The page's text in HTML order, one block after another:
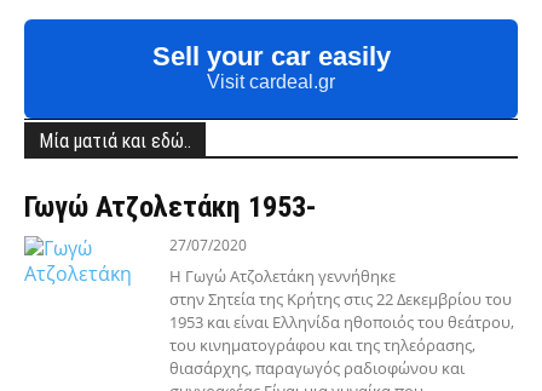
Sell your car easily
Visit cardeal.gr
Μία ματιά και εδώ..
Γωγώ Ατζολετάκη 1953-
27/07/2020
Η Γωγώ Ατζολετάκη γεννήθηκε
στην Σητεία της Κρήτης στις 22 Δεκεμβρίου του
1953 και είναι Ελληνίδα ηθοποιός του θεάτρου,
του κινηματογράφου και της τηλεόρασης,
θιασάρχης, παραγωγός ραδιοφώνου και